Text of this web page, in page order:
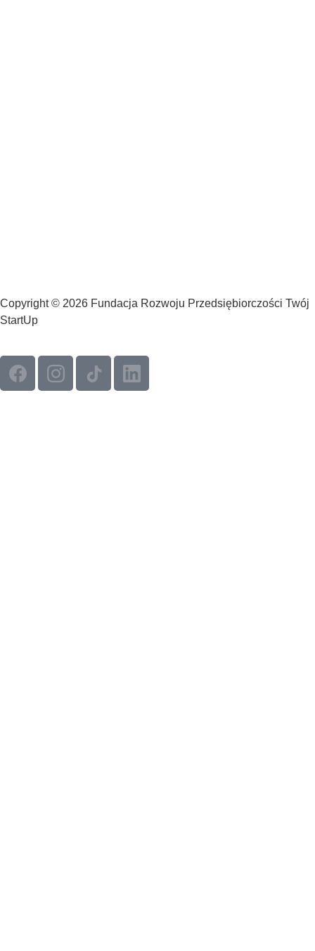
Copyright © 2026 Fundacja Rozwoju Przedsiębiorczości Twój
StartUp